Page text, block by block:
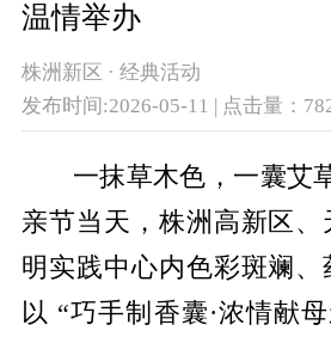
温情举办
株洲新区 · 经典活动
发布时间:2026-05-11 | 点击量：
一抹草木色，一囊艾
亲节当天，株洲高新区
明实践中心内色彩斑斓
以 “巧手制香囊·浓情献